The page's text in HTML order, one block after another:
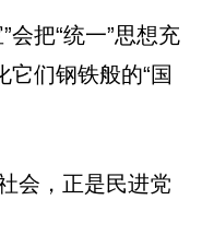
会把“统一”思想充
它们钢铁般的“国
会，正是民进党